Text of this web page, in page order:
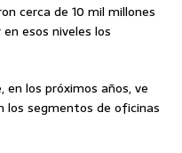
cerca de 10 mil millones
esos niveles los
en los próximos años, ve
los segmentos de oficinas